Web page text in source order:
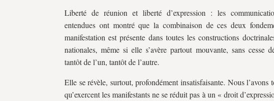
Liberté de réunion et liberté d’expression : les
entendues ont montré que la combinaison de ces deux
manifestation est présente dans toutes les constructions
nationales, même si elle s’avère partout mouvante, sans cesse
tantôt de l’un, tantôt de l’autre.
Elle se révèle, surtout, profondément insatisfaisante. Nous l’avons
qu’exercent les manifestants ne se réduit pas à un « droit